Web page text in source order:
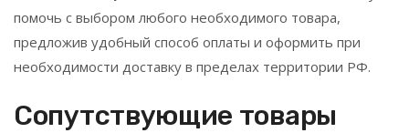
помочь с выбором любого необходимого товара,
предложив удобный способ оплаты и оформить при
необходимости доставку в пределах территории РФ.
Сопутствующие товары